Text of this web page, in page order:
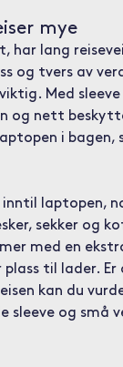
mye
har lang
og tvers av
Med
og nett
i bagen,
laptopen,
sekker og
med en
til lader. Er
kan du
sleeve og små